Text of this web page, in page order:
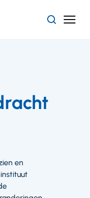
ZoekenMenu
en